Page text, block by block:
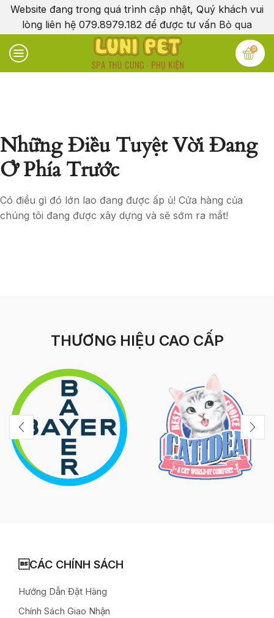
Website đang trong quá trình cập nhật, Quý khách vui
lòng liên hệ 079.8979.182 để được tư vấn Bỏ qua
0
Những Điều Tuyệt Vời Đang
Ở Phía Trước
Có điều gì đó lớn lao đang được ấp ủ! Cửa hàng của
chúng tôi đang được xây dựng và sẽ sớm ra mắt!
THƯƠNG HIỆU CAO CẤP
CÁC CHÍNH SÁCH
Hướng Dẫn Đặt Hàng
Chính Sách Giao Nhận